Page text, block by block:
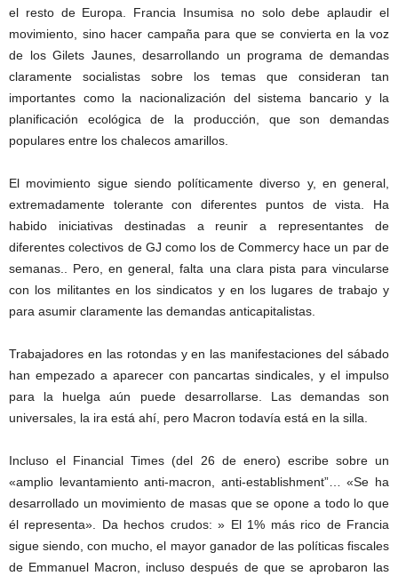
el resto de Europa. Francia Insumisa no solo debe aplaudir el
movimiento, sino hacer campaña para que se convierta en la voz
de los Gilets Jaunes, desarrollando un programa de demandas
claramente socialistas sobre los temas que consideran tan
importantes como la nacionalización del sistema bancario y la
planificación ecológica de la producción, que son demandas
populares entre los chalecos amarillos.
El movimiento sigue siendo políticamente diverso y, en general,
extremadamente tolerante con diferentes puntos de vista. Ha
habido iniciativas destinadas a reunir a representantes de
diferentes colectivos de GJ como los de Commercy hace un par de
semanas.. Pero, en general, falta una clara pista para vincularse
con los militantes en los sindicatos y en los lugares de trabajo y
para asumir claramente las demandas anticapitalistas.
Trabajadores en las rotondas y en las manifestaciones del sábado
han empezado a aparecer con pancartas sindicales, y el impulso
para la huelga aún puede desarrollarse. Las demandas son
universales, la ira está ahí, pero Macron todavía está en la silla.
Incluso el Financial Times (del 26 de enero) escribe sobre un
«amplio levantamiento anti-macron, anti-establishment”… «Se ha
desarrollado un movimiento de masas que se opone a todo lo que
él representa». Da hechos crudos: » El 1% más rico de Francia
sigue siendo, con mucho, el mayor ganador de las políticas fiscales
de Emmanuel Macron, incluso después de que se aprobaron las